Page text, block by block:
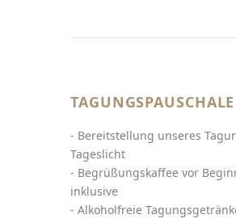
- Bereitstellung unseres
Tageslicht
- Begrüßungskaffee vor
inklusive
- Alkoholfreie